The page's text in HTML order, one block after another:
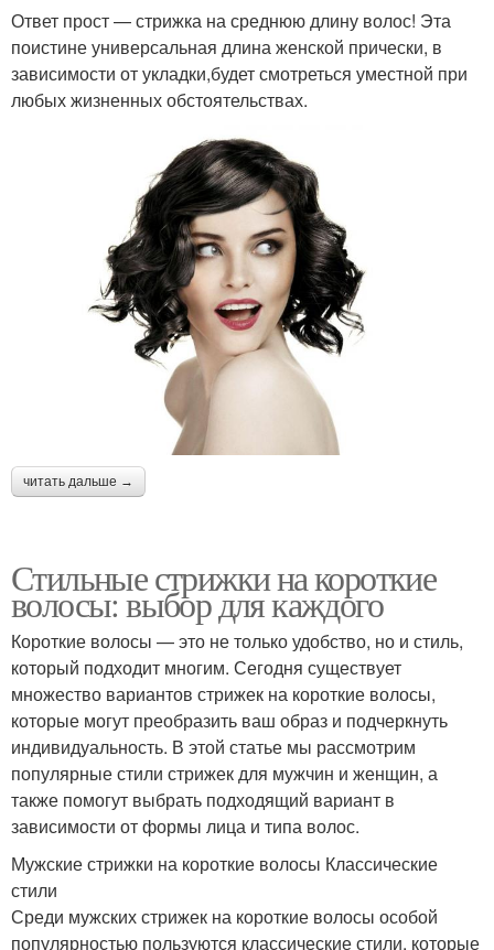
Ответ прост — стрижка на среднюю длину волос! Эта
поистине универсальная длина женской прически, в
зависимости от укладки,будет смотреться уместной при
любых жизненных обстоятельствах.
читать дальше →
Стильные стрижки на короткие
волосы: выбор для каждого
Короткие волосы — это не только удобство, но и стиль,
который подходит многим. Сегодня существует
множество вариантов стрижек на короткие волосы,
которые могут преобразить ваш образ и подчеркнуть
индивидуальность. В этой статье мы рассмотрим
популярные стили стрижек для мужчин и женщин, а
также помогут выбрать подходящий вариант в
зависимости от формы лица и типа волос.
Мужские стрижки на короткие волосы Классические
стили
Среди мужских стрижек на короткие волосы особой
популярностью пользуются классические стили, которые